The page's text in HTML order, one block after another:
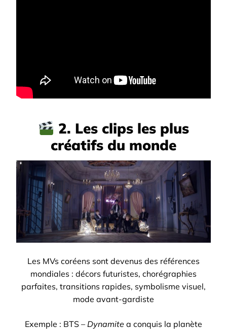
2. Les clips les plus
créatifs du monde
Les MVs coréens sont devenus des références
mondiales : décors futuristes, chorégraphies
parfaites, transitions rapides, symbolisme visuel,
mode avant-gardiste
Exemple : BTS – Dynamite a conquis la planète